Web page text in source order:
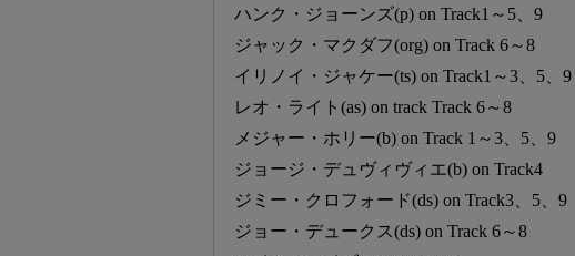
ハンク・ジョーンズ(p) on Track1～5、9
ジャック・マクダフ(org) on Track 6～8
イリノイ・ジャケー(ts) on Track1～3、5、9
レオ・ライト(as) on track Track 6～8
メジャー・ホリー(b) on Track 1～3、5、9
ジョージ・デュヴィヴィエ(b) on Track4
ジミー・クロフォード(ds) on Track3、5、9
ジョー・デュークス(ds) on Track 6～8